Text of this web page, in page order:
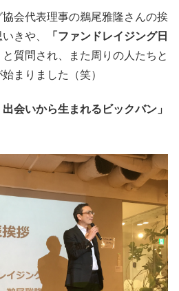
会代表理事の鵜尾雅隆さんの挨
きや、
「ファンドレイジング日
と質問され、また周りの人たちと
まりました（笑）
出会いから生まれるビックバン」